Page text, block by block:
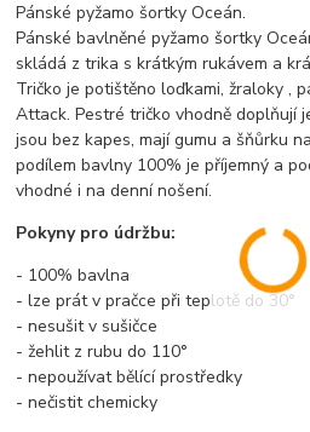
Pánské pyžamo šortky Oceán.
Pánské bavlněné pyžamo šortky
skládá z trika s krátkým rukávem a
Tričko je potištěno loďkami, žraloky ,
Attack. Pestré tričko vhodně doplňují
jsou bez kapes, mají gumu a šňůrku
podílem bavlny 100% je příjemný a
vhodné i na denní nošení.
Pokyny pro údržbu:
- 100% bavlna
- lze prát v pračce při teplotě do 30°
- nesušit v sušičce
- žehlit z rubu do 110°
- nepoužívat bělící prostředky
- nečistit chemicky